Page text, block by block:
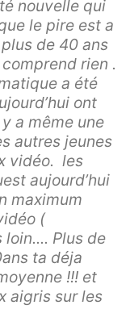
nouvelle qui
le pire est a
de 40 ans
rien .
a été
ont
a même une
autres jeunes
vidéo. les
aujourd’hui
maximum
(
Plus de
ta déja
!!! et
aigris sur les